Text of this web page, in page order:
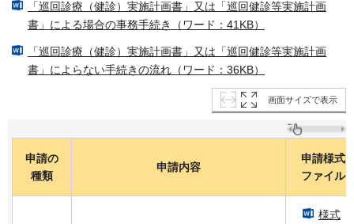
「巡回診療（健診）実施計画書」又は「巡回健診等実施計画
書」による場合の事務手続き（ワード：41KB）
「巡回診療（健診）実施計画書」又は「巡回健診等実施計画
書」によらない手続きの流れ（ワード：36KB）
画面サイズで表示
申請の
種類
申請内容
申請様式
ファイル
様式